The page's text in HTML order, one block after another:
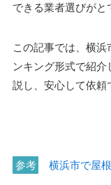
できる業者選びがと
この記事では、横
ンキング形式で紹
説し、安心して依頼
参考 横浜市で屋